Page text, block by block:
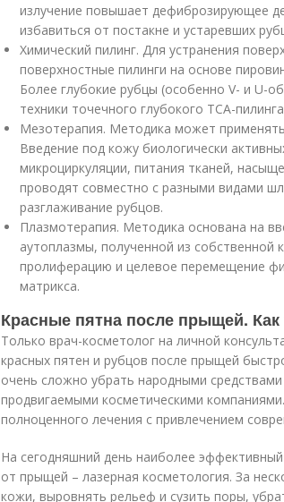
излучение повышает дефиброзирующее
избавиться от постакне и устаревших
Химический пилинг. Для устранения
поверхностные пилинги на основе
Более глубокие рубцы (особенно V- и U-
техники точечного глубокого ТСА-
Мезотерапия. Методика может
Введение под кожу биологически
микроциркуляции, питания тканей,
проводят совместно с разными видами
разглаживание рубцов.
Плазмотерапия. Методика основана на
аутоплазмы, полученной из собственной
пролиферацию и целевое перемещение
матрикса.
Красные пятна после прыщей. Как
Только врач-косметолог на личной
красных пятен и рубцов после прыщей
очень сложно убрать народными
продвигаемыми косметическими
полноценного лечения с привлечением
На сегодняшний день наиболее
от прыщей – лазерная косметология. За
кожи, выровнять рельеф и сузить поры,